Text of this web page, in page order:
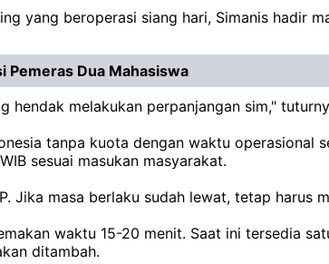
yang beroperasi siang hari, Simanis hadir
Pemeras Dua Mahasiswa
hendak melakukan perpanjangan sim,"
tanpa kuota dengan waktu operasional
sesuai masukan masyarakat.
Jika masa berlaku sudah lewat, tetap harus
waktu 15-20 menit. Saat ini tersedia
ditambah.